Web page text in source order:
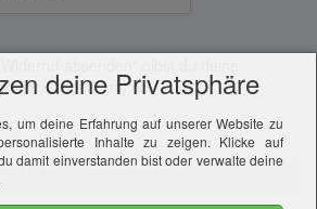
ab.
ABSENDEN
deine Privatsphäre
um deine Erfahrung auf unserer Website zu
Inhalte zu zeigen. Klicke auf
damit einverstanden bist oder verwalte deine